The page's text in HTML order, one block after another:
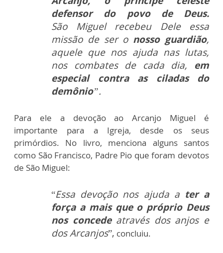
defensor do povo de Deus.
São Miguelrecebeu Dele essa
missão de ser o nosso guardião,
aquele que nos ajuda nas lutas,
nos combates de cada dia, em
especial contra as ciladas do
demônio”.
Para ele a devoção ao Arcanjo Miguel é
importante para a Igreja, desde os seus
primórdios. No livro, menciona alguns santos
como São Francisco, Padre Pio que foram devotos
de São Miguel:
“Essa devoção nos ajuda a ter a
força a mais que o próprio Deus
nos concede através dos anjos e
dos Arcanjos”, concluiu.